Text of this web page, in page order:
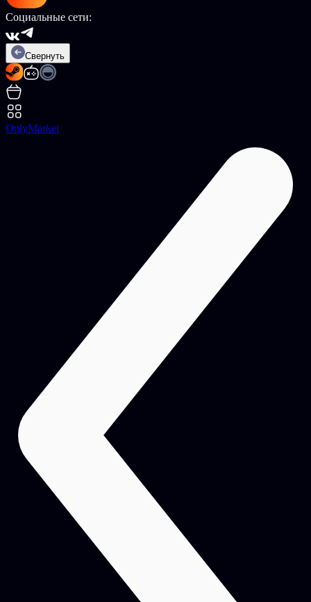
Социальные сети:
Свернуть
OnlyMarket